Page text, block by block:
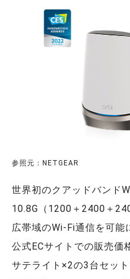
参照元：NETGEAR
世界初のクアッドバンド
10.8G（1200＋2400＋
広帯域のWi-Fi通信を可能
公式ECサイトでの販売価
サテライト×2の3台セット